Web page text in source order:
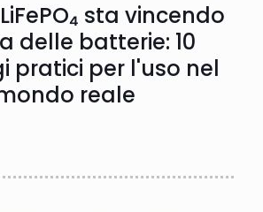
sta vincendo
delle batterie: 10
pratici per l'uso nel
reale